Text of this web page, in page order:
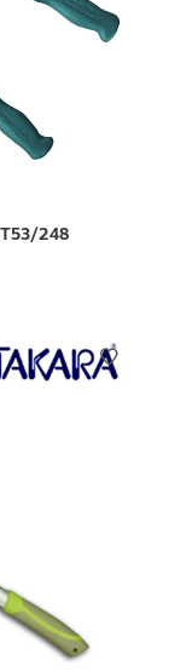
248